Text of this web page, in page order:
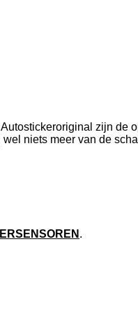
zijn de
niets meer van de
.